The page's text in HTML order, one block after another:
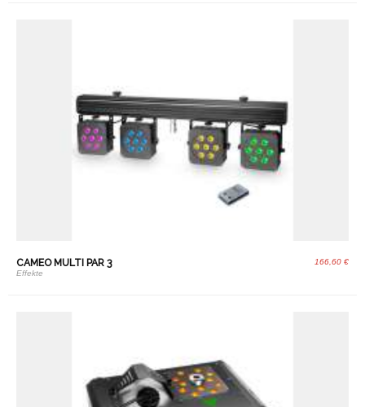
166,60 €
CAMEO MULTI PAR 3
Effekte